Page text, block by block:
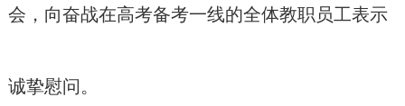
会，向奋战在高考备考一线的全体教职员工表示
诚挚慰问。